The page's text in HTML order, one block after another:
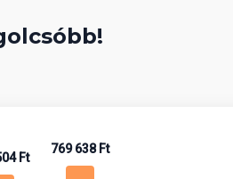
Ft
769 638 Ft